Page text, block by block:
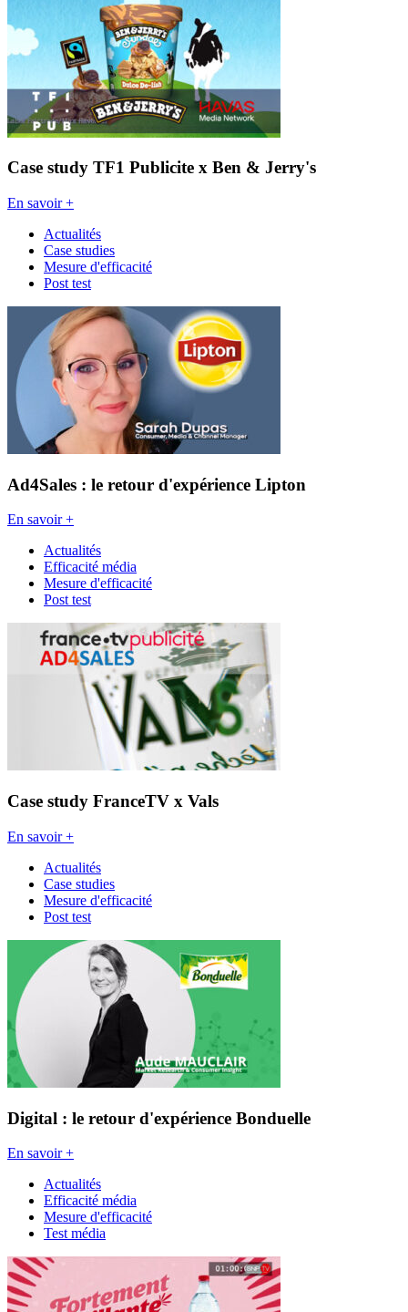
Case study TF1 Publicite x Ben & Jerry's
En savoir +
Actualités
Case studies
Mesure d'efficacité
Post test
Ad4Sales : le retour d'expérience Lipton
En savoir +
Actualités
Efficacité média
Mesure d'efficacité
Post test
Case study FranceTV x Vals
En savoir +
Actualités
Case studies
Mesure d'efficacité
Post test
Digital : le retour d'expérience Bonduelle
En savoir +
Actualités
Efficacité média
Mesure d'efficacité
Test média